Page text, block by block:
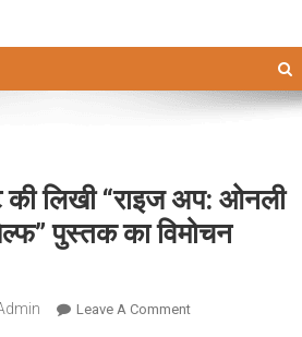
लिखी “राइज अप: ओनली
पुस्तक का विमोचन
Leave A CommentOn